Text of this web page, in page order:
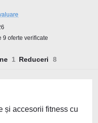
oferte verificate
Reduceri
și accesorii fitness cu